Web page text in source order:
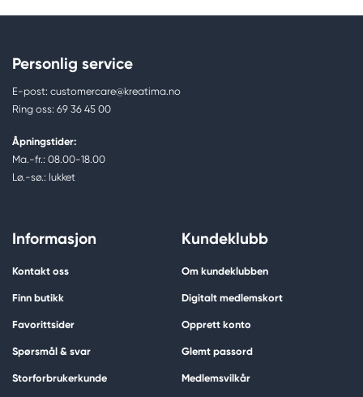
Personlig service
E-post: customercare@kreatima.no
Ring oss: 69 36 45 00
Åpningstider:
Ma.-fr.: 08.00-18.00
Lø.-sø.: lukket
Informasjon
Kontakt oss
Finn butikk
Favorittsider
Spørsmål & svar
Storforbrukerkunde
Kundeklubb
Om kundeklubben
Digitalt medlemskort
Opprett konto
Glemt passord
Medlemsvilkår